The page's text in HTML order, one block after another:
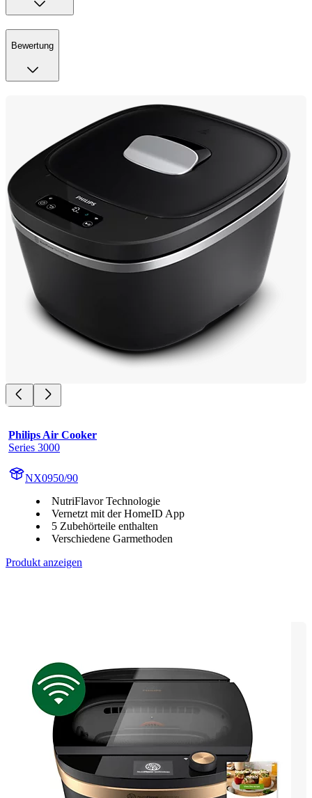
Bewertung
Philips Air Cooker
Series 3000
NX0950/90
NutriFlavor Technologie
Vernetzt mit der HomeID App
5 Zubehörteile enthalten
Verschiedene Garmethoden
Produkt anzeigen